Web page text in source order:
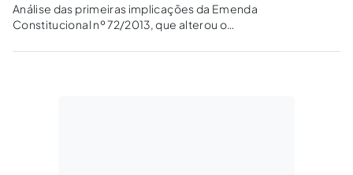
Análise das primeiras implicações da Emenda
Constitucional nº 72/2013, que alterou o